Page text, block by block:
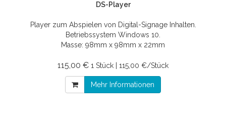
DS-Player
Player zum Abspielen von Digital-Signage Inhalten.
Betriebssystem Windows 10.
Masse: 98mm x 98mm x 22mm
115,00 € 1 Stück | 115,00 €/Stück
Mehr Informationen